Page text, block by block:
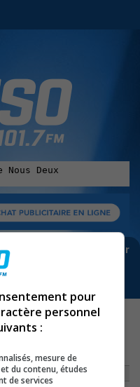
Pour ne rien manquer
toi à notre infolettre :
pour
personnel
:
mesure de
du contenu, études
de services